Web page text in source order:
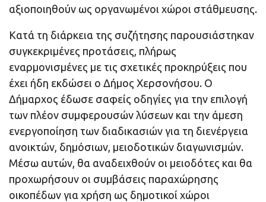
αξιοποιηθούν ως οργανωμένοι χώροι στάθμευσης.
Κατά τη διάρκεια της συζήτησης παρουσιάστηκαν
συγκεκριμένες προτάσεις, πλήρως
εναρμονισμένες με τις σχετικές προκηρύξεις που
έχει ήδη εκδώσει ο Δήμος Χερσονήσου. Ο
Δήμαρχος έδωσε σαφείς οδηγίες για την επιλογή
των πλέον συμφερουσών λύσεων και την άμεση
ενεργοποίηση των διαδικασιών για τη διενέργεια
ανοικτών, δημόσιων, μειοδοτικών διαγωνισμών.
Μέσω αυτών, θα αναδειχθούν οι μειοδότες και θα
προχωρήσουν οι συμβάσεις παραχώρησης
οικοπέδων για χρήση ως δημοτικοί χώροι